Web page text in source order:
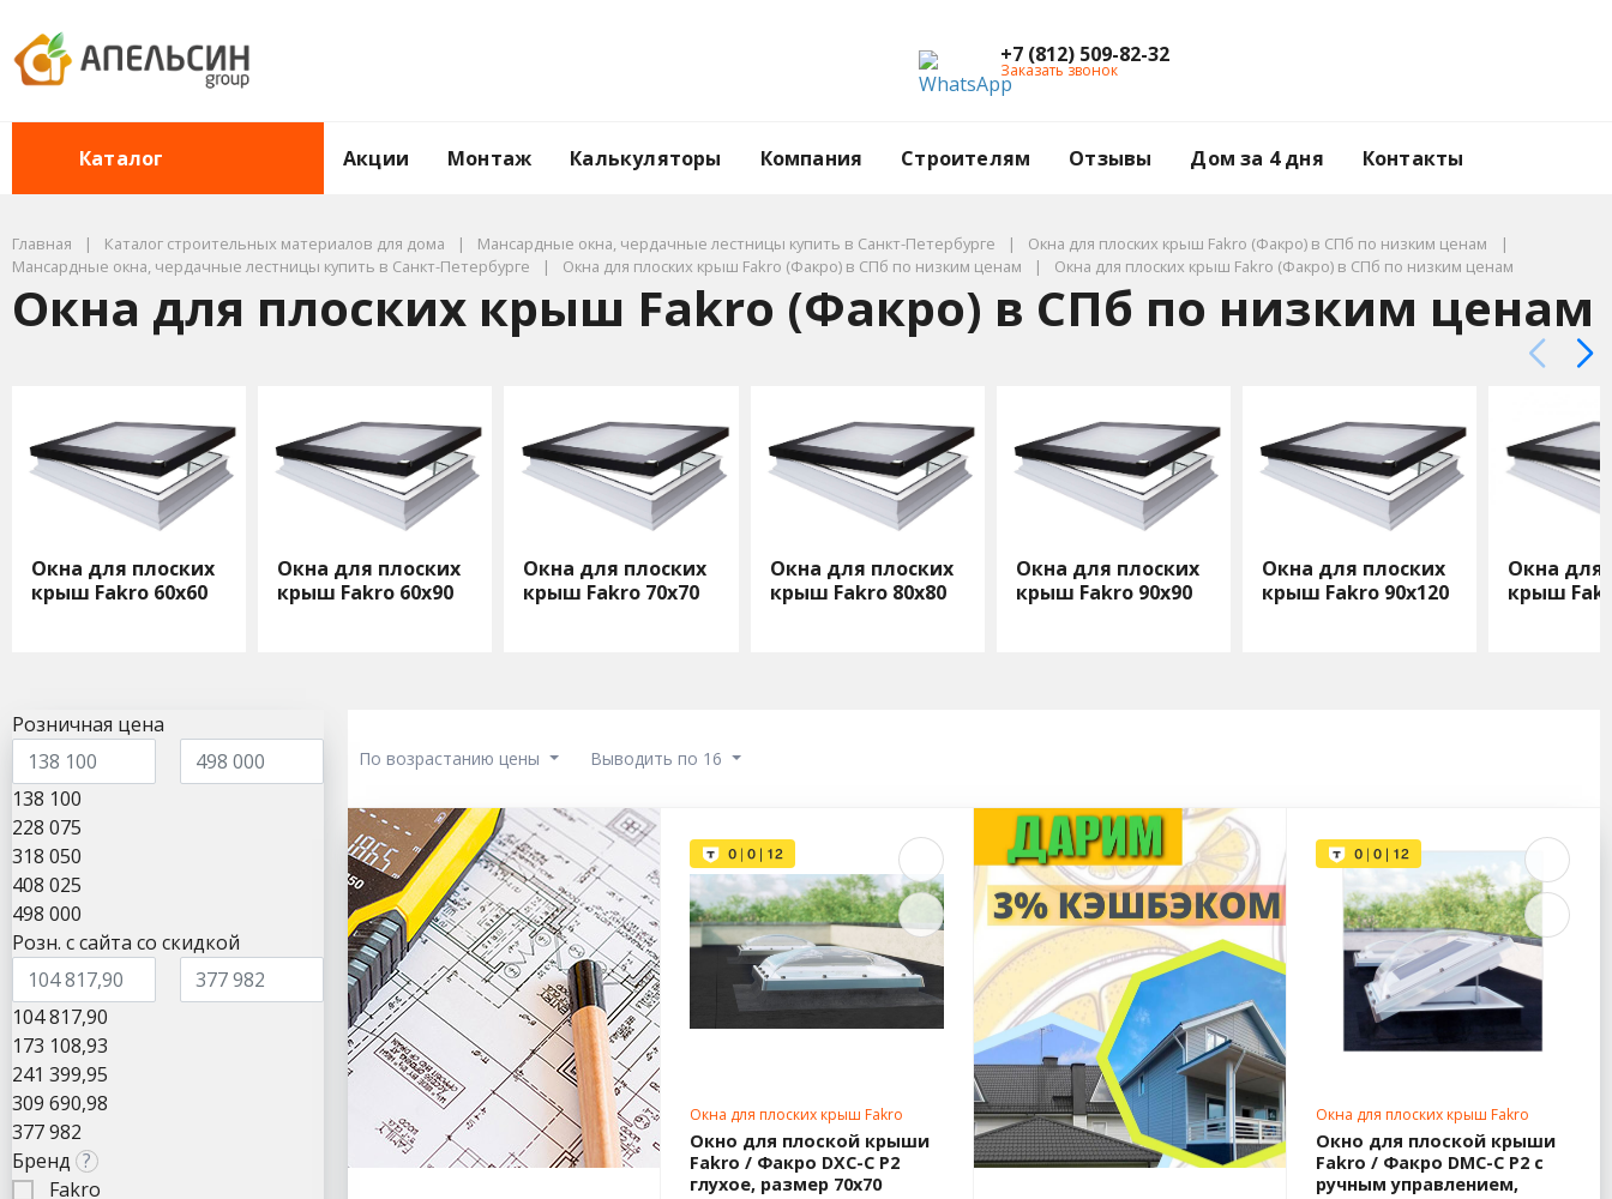
+7 (812) 509-82-32
Заказать звонок
Каталог Акции Монтаж Калькуляторы Компания Строителям Отзывы Дом за 4 дня Контакты
Главная Каталог строительных материалов для дома Мансардные окна, чердачные лестницы купить в Санкт-Петербурге
Окна для плоских крыш Fakro (Факро) в СПб по низким ценам
Мансардные окна, чердачные лестницы купить в Санкт-Петербурге
Окна для плоских крыш Fakro (Факро) в СПб по низким ценам Окна для плоских крыш Fakro (Факро) в СПб по низким ценам
Окна для плоских крыш Fakro (Факро) в СПб по низким ценам
Окна для плоских
крыш Fakro 60х60
Окна для плоских
крыш Fakro 60х90
Окна для плоских
крыш Fakro 70х70
Окна для плоских
крыш Fakro 80х80
Окна для плоских
крыш Fakro 90х90
Окна для плоских
крыш Fakro 90х120
Окна для
крыш
По возрастанию цены Выводить по 16
Окна для плоских крыш Fakro
70х70
Окно для плоской крыши
Fakro / Факро DXC-C P2
глухое, размер 70х70
Окна для плоских крыш Fakro
70х70
Окно для плоской крыши
Fakro / Факро DMC-C P2 с
ручным управлением,
Розничная цена
138 100
228 075
318 050
408 025
498 000
Розн. с сайта со скидкой
104 817,90
173 108,93
241 399,95
309 690,98
377 982
Бренд ?
Fakro